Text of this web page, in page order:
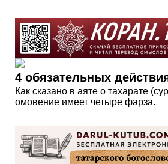
4 обязательных
Как сказано в аяте о тахарате
омовение имеет четыре фарза.